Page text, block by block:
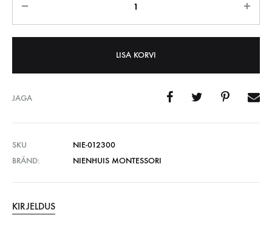
LISA KORVI
JAGA
SKU
NIE-012300
BRÄND:
NIENHUIS MONTESSORI
KIRJELDUS